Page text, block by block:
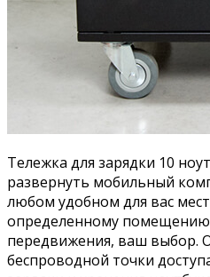
Тележка для зарядки 10
развернуть мобильный
любом удобном для вас
определенному помещению
передвижения, ваш выбор.
беспроводной точки